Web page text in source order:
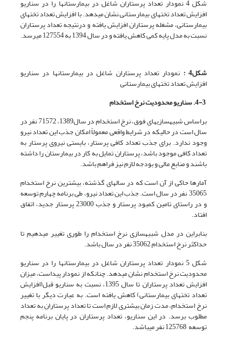
شکل 4 نمودار تعداد پرستاران شاغل در بیمارستان­ها را در سناریو
افزایش تعداد تخت­های بیمارستانی نشان می­دهد. با افزایش تعداد تخت­های
بیمارستانی، مشغله پرستاران افزایش یافته و درنتیجه تعداد پرستاران
نسبت به مدل پایه کمی کاهش یافته و در سال 1394 به 127554 می­رسد.
شکل4 : نمودار تعداد پرستاران شاغل در بیمارستان­ها در سناریو
افزایش تعداد تخت­های بیمارستانی
براساس شبیه­سازی­های فوق، نرخ استخدام در سال1389، 71572 نفر در
سال است در حالیکه در شرایط واقعی معمولاً امکان جذب این تعداد نیرو
وجود ندارد. برای جذب تعداد کافی پرستار، بایستی نیروی پرستار به
تعداد کافی موجود باشد، پرستاران تمایل به کار در بیمارستان را داشته
باشند و منابع مالی و بودجه لازم نیز فراهم باشد.
آمارها حاکی از آن است که در سال­های گذشته، بیشترین نرخ استخدام
35065 نفر در سال است. جذب این تعداد نیرو، طی برنامه چهارم توسعه
و در راستای تامین کمبود پرستار و جذب 23000 پرستار جدید، اتفاق
افتاد.
بنابراین در مدل شبیه­سازی نرخ استخدام را طوری تغییر می­دهیم تا
حداکثر نرخ استخدام 35062 نفر در سال باشد.
شکل 5 نمودار تعداد پرستاران شاغل در بیمارستان­ها را در سناریو
محدودیت نرخ استخدام نشان می­دهد. چنان­که از نمودار پیداست، میزان
افزایش تعداد پرستاران تا سال 1395، نسبت به سناریو قبل(افزایش
تعداد تخت­های بیمارستانی) کاهش یافته است. به عبارت دیگر با تغییر
نرخ استخدام، مدت زمان بیشتری لازم است تا تعداد پرستاران به تعداد
مطلوب برسد. در این سناریو، تعداد پرستاران در پایان برنامه پنجم
توسعه 125768 نفر می­باشد.